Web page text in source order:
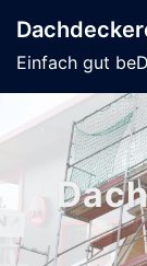
Einfach gut